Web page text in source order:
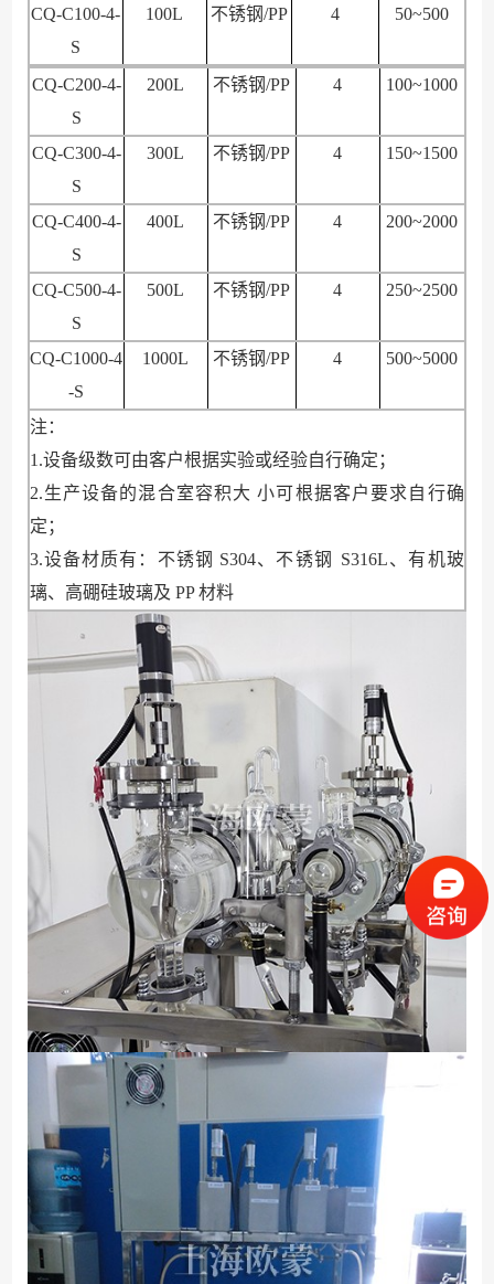
CQ-C100-4-
S
100L 不锈钢/PP 4 50~500
CQ-C200-4-
S
200L 不锈钢/PP 4 100~1000
CQ-C300-4-
S
300L 不锈钢/PP 4 150~1500
CQ-C400-4-
S
400L 不锈钢/PP 4 200~2000
CQ-C500-4-
S
500L 不锈钢/PP 4 250~2500
CQ-C1000-4
-S
1000L 不锈钢/PP 4 500~5000
注：
1.设备级数可由客户根据实验或经验自行确定；
2.生产设备的混合室容积大 小可根据客户要求自行确
定；
3.设备材质有：不锈钢 S304、不锈钢
S316L、有机玻
璃、高硼硅玻璃及 PP 材料